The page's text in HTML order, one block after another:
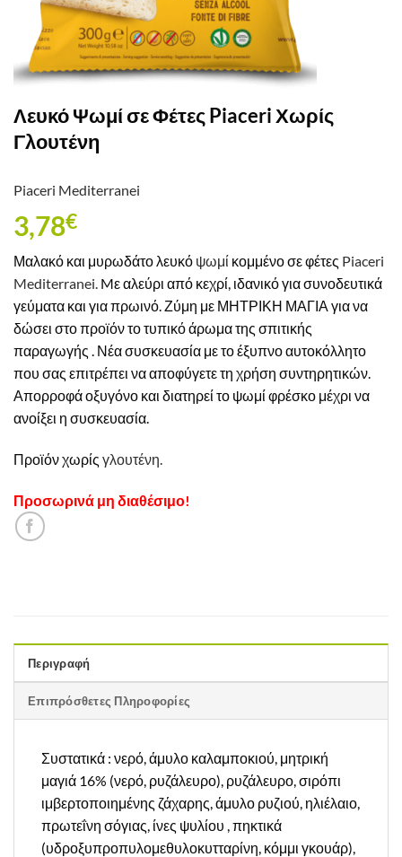
Λευκό Ψωμί σε Φέτες Piaceri Χωρίς
Γλουτένη
Piaceri Mediterranei
3,78€
Μαλακό και μυρωδάτο λευκό ψωμί κομμένο σε φέτες Piaceri
Mediterranei. Mε αλεύρι από κεχρί, ιδανικό για συνοδευτικά
γεύματα και για πρωινό. Ζύμη με ΜΗΤΡΙΚΗ ΜΑΓΙΑ για να
δώσει στο προϊόν το τυπικό άρωμα της σπιτικής
παραγωγής . Νέα συσκευασία με το έξυπνο αυτοκόλλητο
που σας επιτρέπει να αποφύγετε τη χρήση συντηρητικών.
Απορροφά οξυγόνο και διατηρεί το ψωμί φρέσκο ​​μέχρι να
ανοίξει η συσκευασία.
Προϊόν χωρίς γλουτένη.
Προσωρινά μη διαθέσιμο!
Περιγραφή
Επιπρόσθετες Πληροφορίες
Συστατικά : νερό, άμυλο καλαμποκιού, μητρική
μαγιά 16% (νερό, ρυζάλευρο), ρυζάλευρο, σιρόπι
ιμβερτοποιημένης ζάχαρης, άμυλο ρυζιού, ηλιέλαιο,
πρωτεΐνη σόγιας, ίνες ψυλίου , πηκτικά
(υδροξυπροπυλομεθυλοκυτταρίνη, κόμμι γκουάρ),